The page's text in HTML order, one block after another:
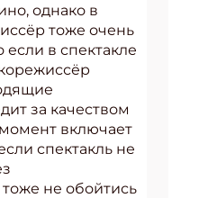
однако в
тоже очень
в спектакле
за качеством
включает
спектакль не
не обойтись